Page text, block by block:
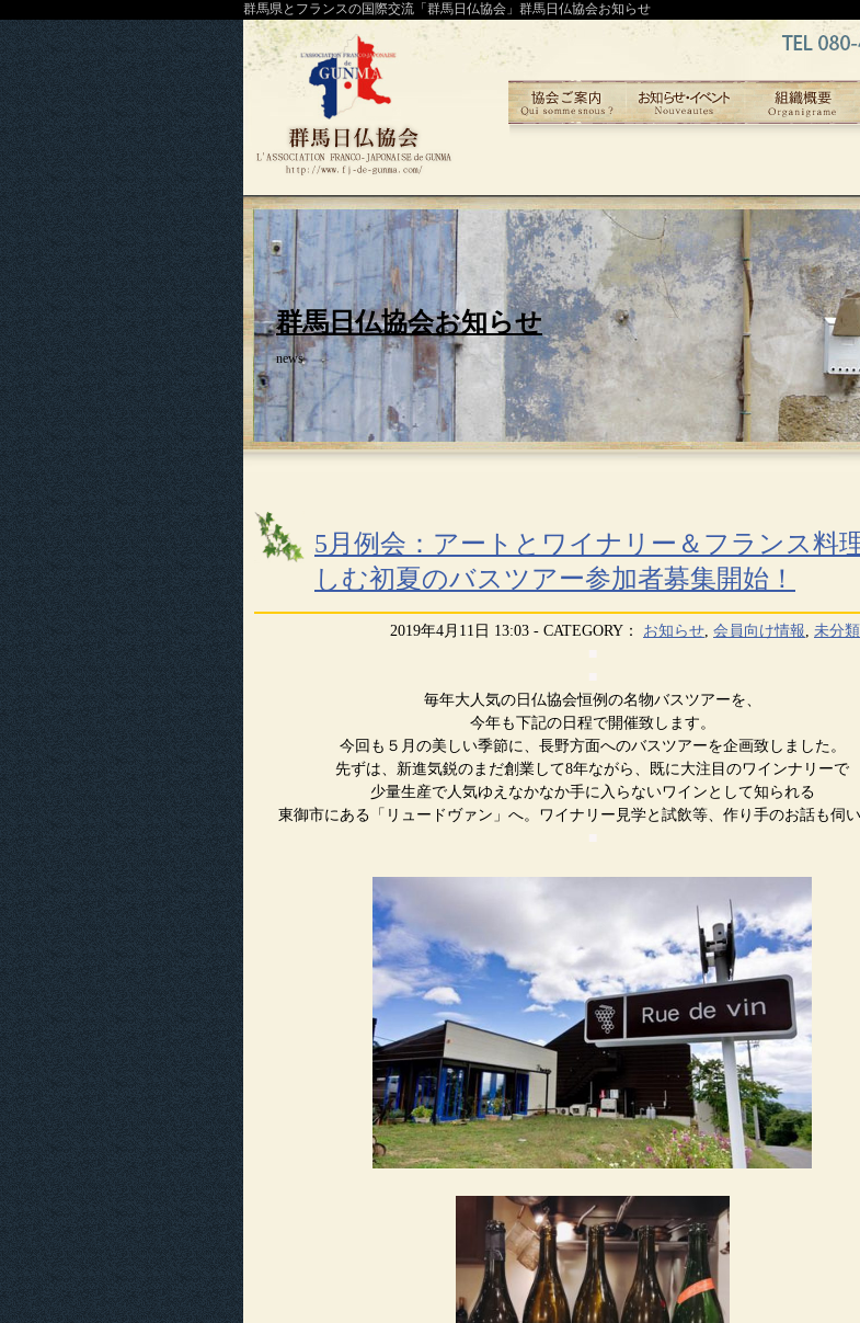
群馬県とフランスの国際交流「群馬日仏協会」群馬日仏協会お知らせ
群馬日仏協会お知らせ
news
5月例会：アートとワイナリー＆フランス料
しむ初夏のバスツアー参加者募集開始！
2019年4月11日 13:03 - CATEGORY： お知らせ, 会員向け情報, 未分類
毎年大人気の日仏協会恒例の名物バスツアーを、
今年も下記の日程で開催致します。
今回も５月の美しい季節に、長野方面へのバスツアーを企画致しました。
先ずは、新進気鋭のまだ創業して8年ながら、既に大注目のワインナリーで
少量生産で人気ゆえなかなか手に入らないワインとして知られる
東御市にある「リュードヴァン」へ。ワイナリー見学と試飲等、作り手のお話も伺い